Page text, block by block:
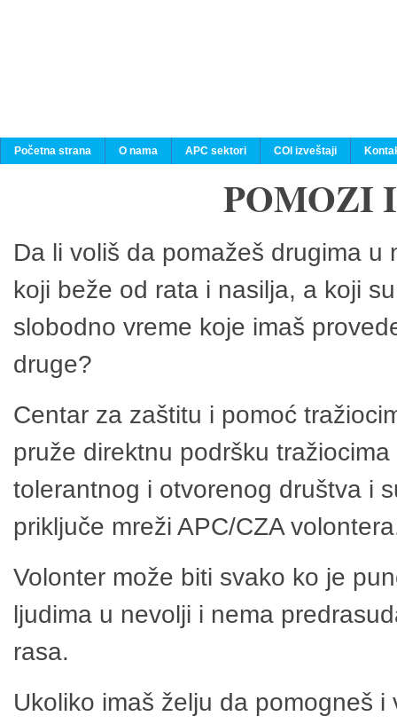
Početna strana O nama APC sektori COI izveštaji
POMOZI
Da li voliš da pomažeš drugima
koji beže od rata i nasilja, a koji
slobodno vreme koje imaš
druge?
Centar za zaštitu i pomoć
pruže direktnu podršku
tolerantnog i otvorenog društva i
priključe mreži APC/CZA
Volonter može biti svako ko je
ljudima u nevolji i nema
rasa.
Ukoliko imaš želju da pomogneš